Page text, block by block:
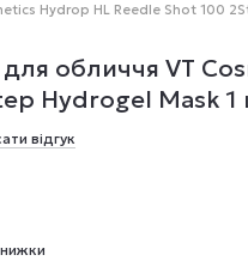
Hydrop HL Reedle Shot 100
обличчя VT
Hydrogel Mask 1
відгук